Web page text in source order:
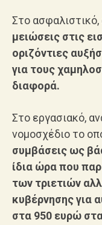
Στο ασφαλιστικό,
μειώσεις στις
οριζόντιες
για τους
διαφορά.
Στο εργασιακό,
νομοσχέδιο το
συμβάσεις ως
ίδια ώρα που
των τριετιών
κυβέρνησης για
στα 950 ευρώ